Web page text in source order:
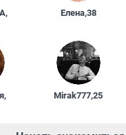
,
Елена,38
,
Mirak777,25